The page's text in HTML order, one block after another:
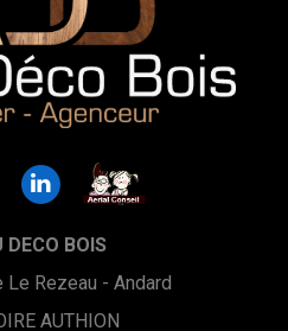
DECO BOIS
Le Rezeau - Andard
AUTHION